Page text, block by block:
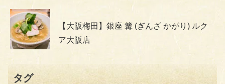
【大阪梅田】銀座 篝 (ぎんざ かがり) ルク
ア大阪店
タグ